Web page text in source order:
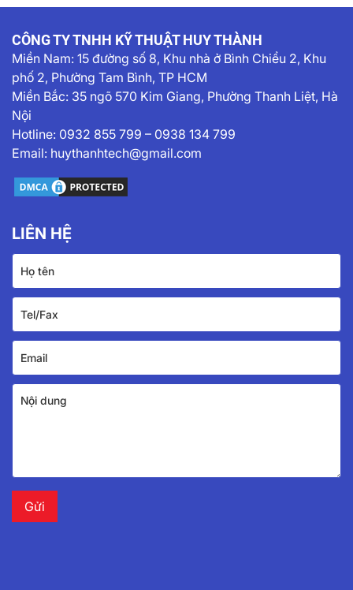
CÔNG TY TNHH KỸ THUẬT HUY THÀNH
Miền Nam: 15 đường số 8, Khu nhà ở Bình Chiểu 2, Khu
phố 2, Phường Tam Bình, TP HCM
Miền Bắc: 35 ngõ 570 Kim Giang, Phường Thanh Liệt, Hà
Nội
Hotline: 0932 855 799 – 0938 134 799
Email: huythanhtech@gmail.com
LIÊN HỆ